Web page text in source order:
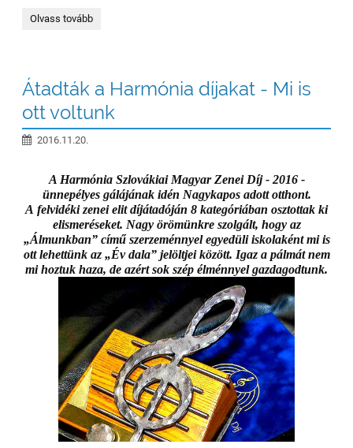
Testvériskolai
Olvass tovább
Átadták a Harmónia díjakat - Mi is
ott voltunk
2016.11.20.
A Harmónia Szlovákiai Magyar Zenei Díj - 2016 -
ünnepélyes gálájának idén Nagykapos adott otthont.
A felvidéki zenei elit díjátadóján 8 kategóriában osztottak ki
elismeréseket. Nagy örömünkre szolgált, hogy az
„Álmunkban” című szerzeménnyel egyedüli iskolaként mi is
ott lehettünk az „Év dala” jelöltjei között. Igaz a pálmát nem
mi hoztuk haza, de azért sok szép élménnyel gazdagodtunk.